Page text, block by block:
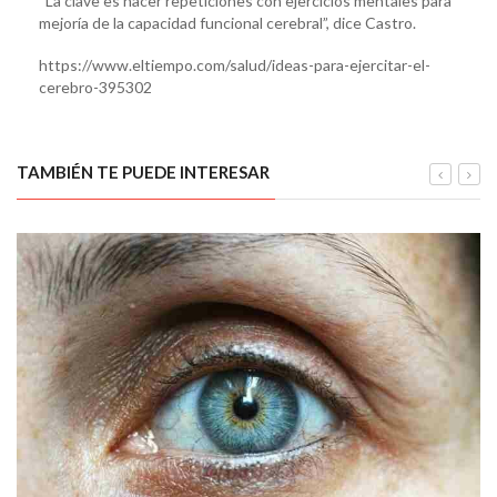
mejoría de la capacidad funcional cerebral”, dice Castro.
https://www.eltiempo.com/salud/ideas-para-ejercitar-el-
cerebro-395302
TAMBIÉN TE PUEDE INTERESAR